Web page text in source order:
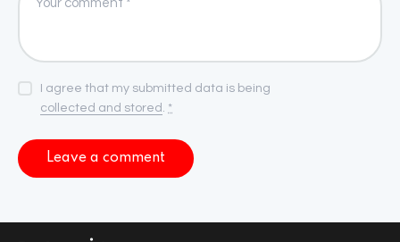
I agree that my submitted data is being
collected and stored
*